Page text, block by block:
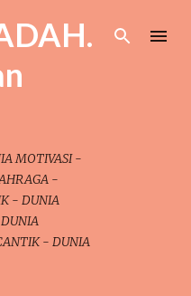
content
MOTIVASI -
-
- DUNIA
- DUNIA